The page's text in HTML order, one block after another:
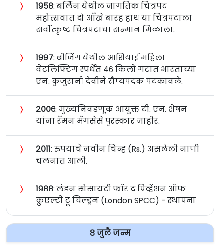
〉 १९५८: बर्लिन येथील जागतिक चित्रपट
महोत्सवात दो आँखे बारह हाथ या चित्रपटाला
सर्वोत्कृष्ट चित्रपटाचा सन्मान मिळाला.
〉 १९९७: बीजिंग येथील आशियाई महिला
वेटलिफ्टिंग स्पर्धेत ४६ किलो गटात भारताच्या
एन. कुंजुरानी देवीने रौप्यपदक पटकावले.
〉 २००६: मुख्यनिवडणूक आयुक्त टी. एन. शेषन
यांना रॅमन मॅगसेसे पुरस्कार जाहीर.
〉 २०११: रुपयाचे नवीन चिन्ह (Rs.) असलेली नाणी
चलनात आली.
〉 १९८८: लंडन सोसायटी फॉर द प्रिव्हेंशन ऑफ
क्रुएल्टी टू चिल्ड्रन (London SPCC) - स्थापना
८ जुलै जन्म